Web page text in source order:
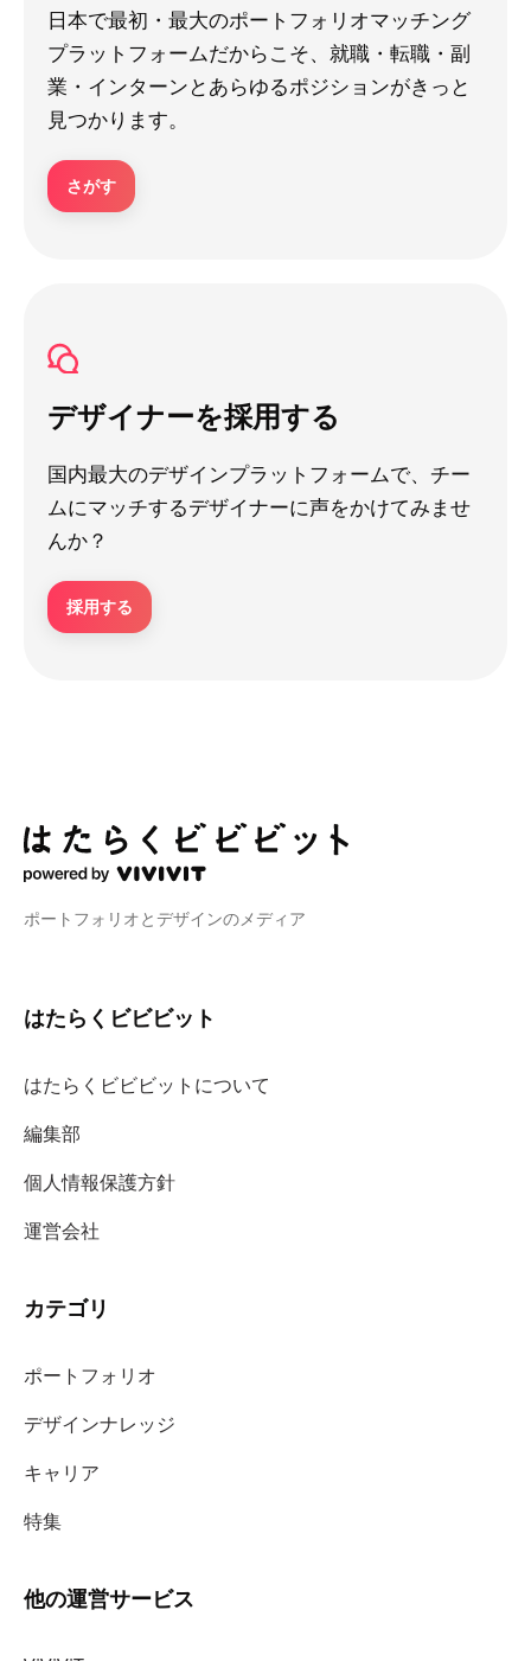
日本で最初・最大のポートフォリオマッチング
プラットフォームだからこそ、就職・転職・副
業・インターンとあらゆるポジションがきっと
見つかります。
さがす
デザイナーを採用する
国内最大のデザインプラットフォームで、チー
ムにマッチするデザイナーに声をかけてみませ
んか？
採用する
ポートフォリオとデザインのメディア
はたらくビビビット
はたらくビビビットについて
編集部
個人情報保護方針
運営会社
カテゴリ
ポートフォリオ
デザインナレッジ
キャリア
特集
他の運営サービス